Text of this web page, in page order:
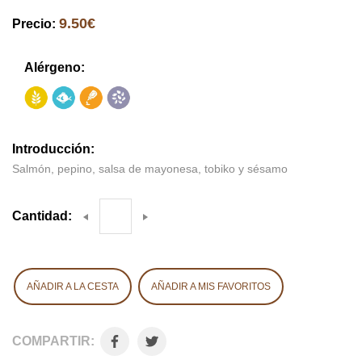
Precio: 9.50€
Alérgeno:
Introducción:
Salmón, pepino, salsa de mayonesa, tobiko y sésamo
Cantidad:
AÑADIR A LA CESTA AÑADIR A MIS FAVORITOS
COMPARTIR: